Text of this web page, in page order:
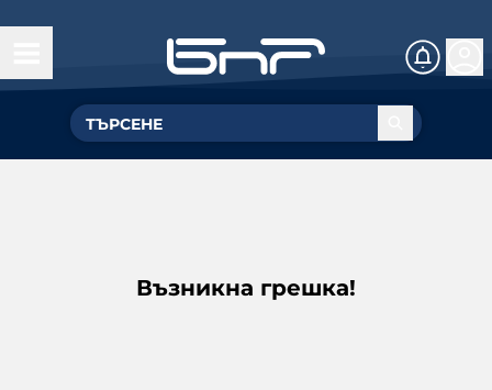
Възникна грешка!